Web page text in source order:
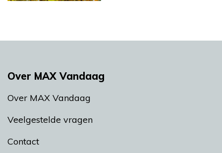
Over MAX Vandaag
Over MAX Vandaag
Veelgestelde vragen
Contact